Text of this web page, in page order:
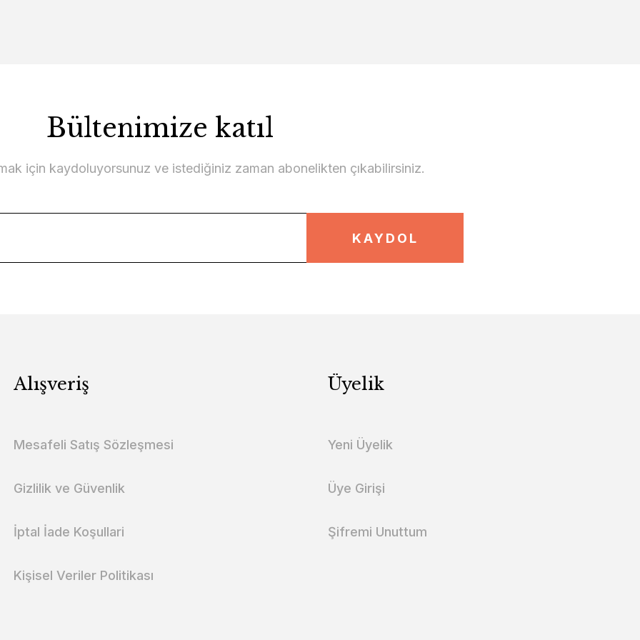
Bültenimize katıl
için kaydoluyorsunuz ve istediğiniz zaman abonelikten çıkabilirsiniz.
KAYDOL
Alışveriş
Mesafeli Satış Sözleşmesi
Gizlilik ve Güvenlik
İptal İade Koşullari
Kişisel Veriler Politikası
Üyelik
Yeni Üyelik
Üye Girişi
Şifremi Unuttum